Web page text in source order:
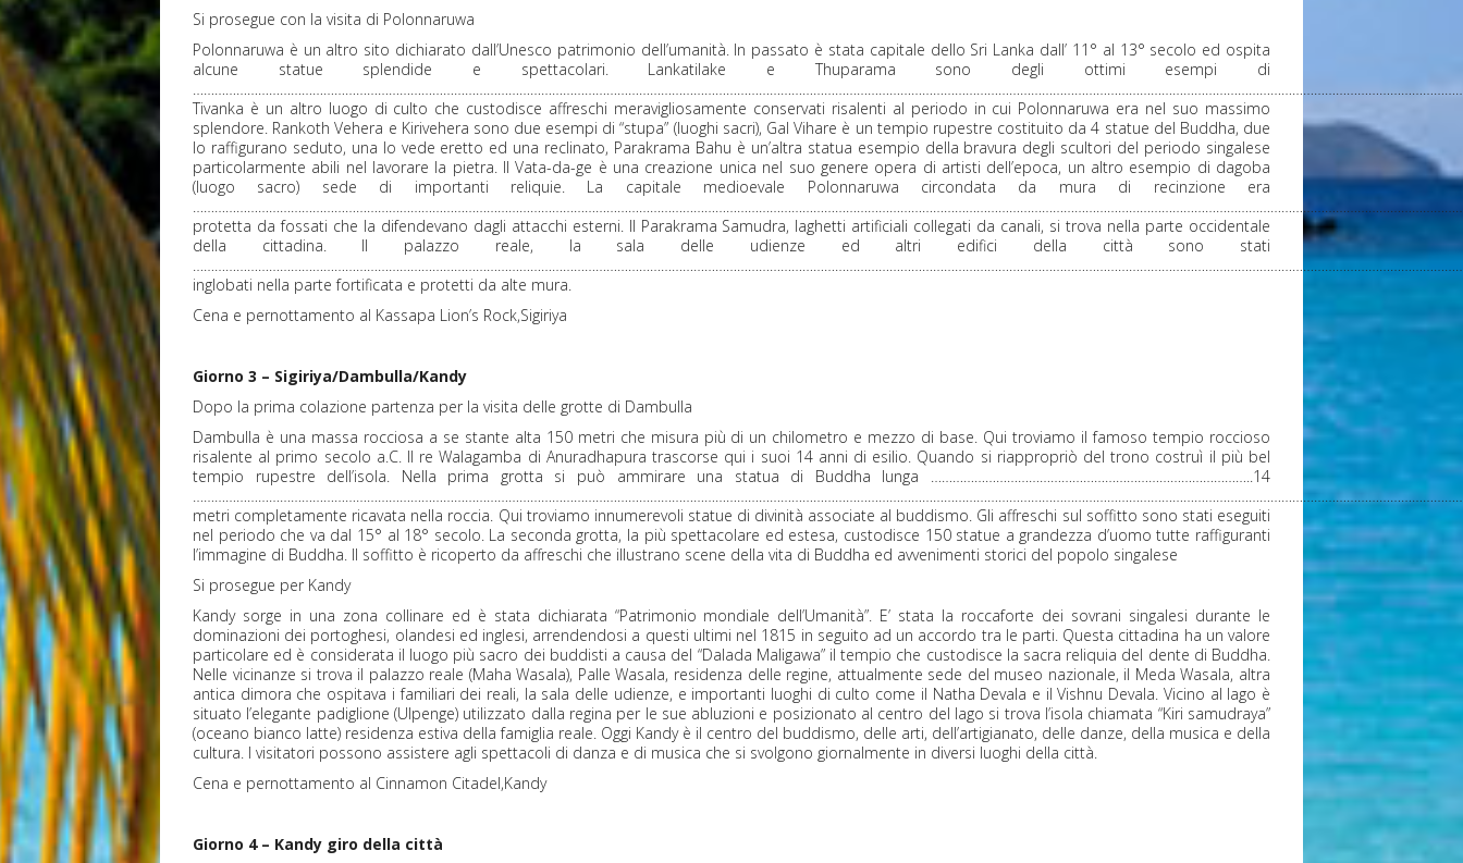
Si prosegue con la visita di Polonnaruwa
Polonnaruwa è un altro sito dichiarato dall’Unesco patrimonio dell’umanità. In passato è stata capitale dello Sri Lanka dall’ 11° al 13° secolo ed ospita
alcune statue splendide e spettacolari. Lankatilake e Thuparama sono degli ottimi esempi di
Tivanka è un altro luogo di culto che custodisce affreschi meravigliosamente conservati risalenti al periodo in cui Polonnaruwa era nel suo massimo
splendore. Rankoth Vehera e Kirivehera sono due esempi di “stupa” (luoghi sacri), Gal Vihare è un tempio rupestre costituito da 4 statue del Buddha, due
lo raffigurano seduto, una lo vede eretto ed una reclinato, Parakrama Bahu è un’altra statua esempio della bravura degli scultori del periodo singalese
particolarmente abili nel lavorare la pietra. Il Vata-da-ge è una creazione unica nel suo genere opera di artisti dell’epoca, un altro esempio di dagoba
(luogo sacro) sede di importanti reliquie. La capitale medioevale Polonnaruwa circondata da mura di recinzione era
protetta da fossati che la difendevano dagli attacchi esterni. Il Parakrama Samudra, laghetti artificiali collegati da canali, si trova nella parte occidentale
della cittadina. Il palazzo reale, la sala delle udienze ed altri edifici della città sono stati
inglobati nella parte fortificata e protetti da alte mura.
Cena e pernottamento al Kassapa Lion’s Rock,Sigiriya
Giorno 3 – Sigiriya/Dambulla/Kandy
Dopo la prima colazione partenza per la visita delle grotte di Dambulla
Dambulla è una massa rocciosa a se stante alta 150 metri che misura più di un chilometro e mezzo di base. Qui troviamo il famoso tempio roccioso
risalente al primo secolo a.C. Il re Walagamba di Anuradhapura trascorse qui i suoi 14 anni di esilio. Quando si riappropriò del trono costruì il più bel
tempio rupestre dell’isola. Nella prima grotta si può ammirare una statua di Buddha lunga ……………………………………………………………………………..14
metri completamente ricavata nella roccia. Qui troviamo innumerevoli statue di divinità associate al buddismo. Gli affreschi sul soffitto sono stati eseguiti
nel periodo che va dal 15° al 18° secolo. La seconda grotta, la più spettacolare ed estesa, custodisce 150 statue a grandezza d’uomo tutte raffiguranti
l’immagine di Buddha. Il soffitto è ricoperto da affreschi che illustrano scene della vita di Buddha ed avvenimenti storici del popolo singalese
Si prosegue per Kandy
Kandy sorge in una zona collinare ed è stata dichiarata “Patrimonio mondiale dell’Umanità”. E’ stata la roccaforte dei sovrani singalesi durante le
dominazioni dei portoghesi, olandesi ed inglesi, arrendendosi a questi ultimi nel 1815 in seguito ad un accordo tra le parti. Questa cittadina ha un valore
particolare ed è considerata il luogo più sacro dei buddisti a causa del “Dalada Maligawa” il tempio che custodisce la sacra reliquia del dente di Buddha.
Nelle vicinanze si trova il palazzo reale (Maha Wasala), Palle Wasala, residenza delle regine, attualmente sede del museo nazionale, il Meda Wasala, altra
antica dimora che ospitava i familiari dei reali, la sala delle udienze, e importanti luoghi di culto come il Natha Devala e il Vishnu Devala. Vicino al lago è
situato l’elegante padiglione (Ulpenge) utilizzato dalla regina per le sue abluzioni e posizionato al centro del lago si trova l’isola chiamata “Kiri samudraya”
(oceano bianco latte) residenza estiva della famiglia reale. Oggi Kandy è il centro del buddismo, delle arti, dell’artigianato, delle danze, della musica e della
cultura. I visitatori possono assistere agli spettacoli di danza e di musica che si svolgono giornalmente in diversi luoghi della città.
Cena e pernottamento al Cinnamon Citadel,Kandy
Giorno 4 – Kandy giro della città